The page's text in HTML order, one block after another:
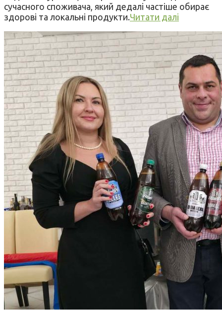
сучасного споживача, який дедалі частіше обирає
здорові та локальні продукти.Читати далі